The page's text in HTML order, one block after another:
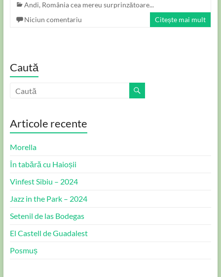
Andi, România cea mereu surprinzătoare...
Niciun comentariu
Citește mai mult
Caută
Articole recente
Morella
În tabără cu Haioșii
Vinfest Sibiu – 2024
Jazz in the Park – 2024
Setenil de las Bodegas
El Castell de Guadalest
Posmuș